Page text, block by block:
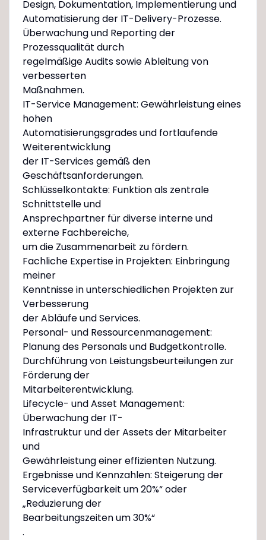
Design, Dokumentation, Implementierung und
Automatisierung der IT-Delivery-Prozesse.
Überwachung und Reporting der
Prozessqualität durch
regelmäßige Audits sowie Ableitung von
verbesserten
Maßnahmen.
IT-Service Management: Gewährleistung eines
hohen
Automatisierungsgrades und fortlaufende
Weiterentwicklung
der IT-Services gemäß den
Geschäftsanforderungen.
Schlüsselkontakte: Funktion als zentrale
Schnittstelle und
Ansprechpartner für diverse interne und
externe Fachbereiche,
um die Zusammenarbeit zu fördern.
Fachliche Expertise in Projekten: Einbringung
meiner
Kenntnisse in unterschiedlichen Projekten zur
Verbesserung
der Abläufe und Services.
Personal- und Ressourcenmanagement:
Planung des Personals und Budgetkontrolle.
Durchführung von Leistungsbeurteilungen zur
Förderung der
Mitarbeiterentwicklung.
Lifecycle- und Asset Management:
Überwachung der IT-
Infrastruktur und der Assets der Mitarbeiter
und
Gewährleistung einer effizienten Nutzung.
Ergebnisse und Kennzahlen: Steigerung der
Serviceverfügbarkeit um 20%“ oder
„Reduzierung der
Bearbeitungszeiten um 30%“
.